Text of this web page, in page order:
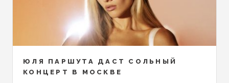
ЮЛЯ ПАРШУТА ДАСТ СОЛЬНЫЙ
КОНЦЕРТ В МОСКВЕ